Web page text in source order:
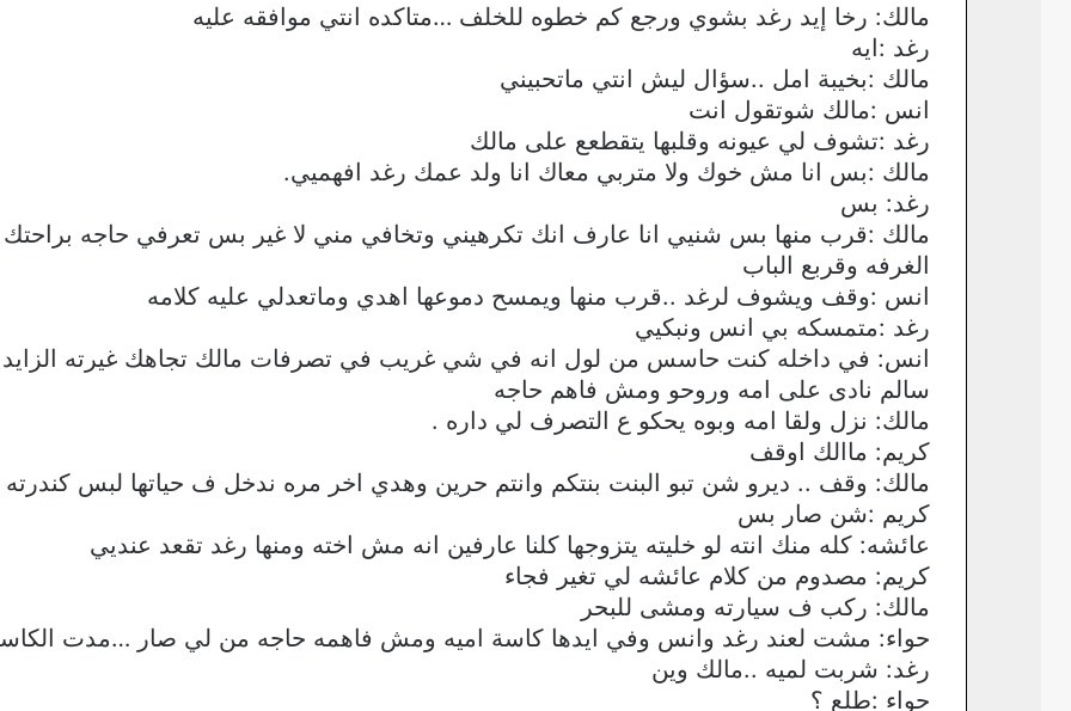
مالك: رخا إيد رغد بشوي ورجع كم خطوه للخلف …متاكده انتي موافقه عليه
رغد :ايه
مالك :بخيبة امل ..سؤال ليش انتي ماتحبيني
انس :مالك شوتقول انت
رغد :تشوف لي عيونه وقلبها يتقطعع على مالك
مالك :بس انا مش خوك ولا متربي معاك انا ولد عمك رغد افهميي.
رغد: بس
مالك :قرب منها بس شنيي انا عارف انك تكرهيني وتخافي مني لا غير بس تعرفي حاجه
الغرفه وقربع الباب
انس :وقف ويشوف لرغد ..قرب منها ويمسح دموعها اهدي وماتعدلي عليه كلامه
رغد :متمسكه بي انس ونبكيي
انس: في داخله كنت حاسس من لول انه في شي غريب في تصرفات مالك تجاهك غيرته
سالم نادى على امه وروحو ومش فاهم حاجه
مالك: نزل ولقا امه وبوه يحكو ع التصرف لي داره .
كريم: ماالك اوقف
مالك: وقف .. ديرو شن تبو البنت بنتكم وانتم حرين وهدي اخر مره ندخل ف حياتها لبس
كريم :شن صار بس
عائشه: كله منك انته لو خليته يتزوجها كلنا عارفين انه مش اخته ومنها رغد تقعد عنديي
كريم: مصدوم من كلام عائشه لي تغير فجاء
مالك: ركب ف سيارته ومشى للبحر
حواء: مشت لعند رغد وانس وفي ايدها كاسة اميه ومش فاهمه حاجه من لي صار …مدت
رغد: شربت لميه ..مالك وين
حواء :طلع ؟